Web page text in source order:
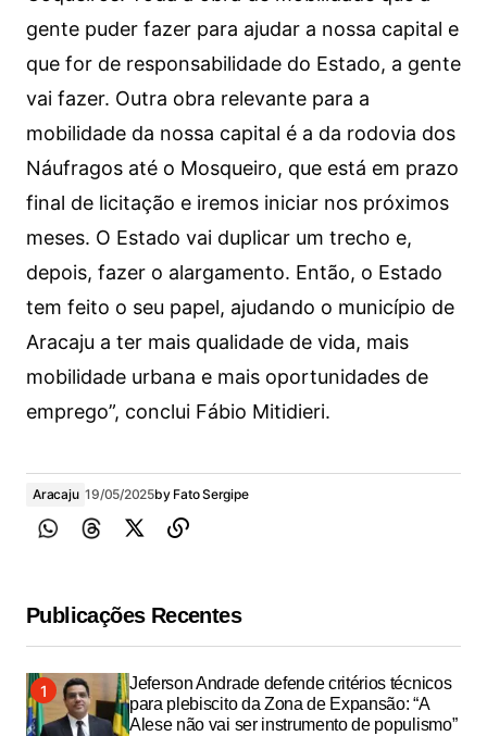
gente puder fazer para ajudar a nossa capital e
que for de responsabilidade do Estado, a gente
vai fazer. Outra obra relevante para a
mobilidade da nossa capital é a da rodovia dos
Náufragos até o Mosqueiro, que está em prazo
final de licitação e iremos iniciar nos próximos
meses. O Estado vai duplicar um trecho e,
depois, fazer o alargamento. Então, o Estado
tem feito o seu papel, ajudando o município de
Aracaju a ter mais qualidade de vida, mais
mobilidade urbana e mais oportunidades de
emprego”, conclui Fábio Mitidieri.
Aracaju 19/05/2025by Fato Sergipe
Publicações Recentes
Jeferson Andrade defende critérios técnicos
para plebiscito da Zona de Expansão: “A
Alese não vai ser instrumento de populismo”